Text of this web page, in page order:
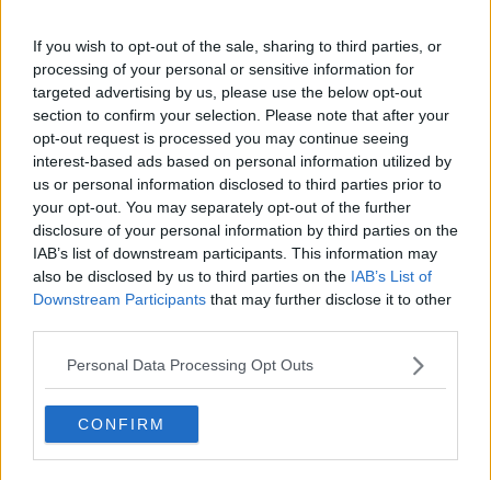
If you wish to opt-out of the sale, sharing to third parties, or
processing of your personal or sensitive information for
targeted advertising by us, please use the below opt-out
section to confirm your selection. Please note that after your
opt-out request is processed you may continue seeing
interest-based ads based on personal information utilized by
us or personal information disclosed to third parties prior to
your opt-out. You may separately opt-out of the further
disclosure of your personal information by third parties on the
IAB’s list of downstream participants. This information may
also be disclosed by us to third parties on the IAB’s List of
Downstream Participants that may further disclose it to other
Personal Data Processing Opt Outs
CONFIRM
“Quanto sono preziosi i nostri rifiuti - ha commentato Giani -, lo si
vede chiaramente dalla bellezza delle opere esposte, molte delle
quali realizzate da studenti e docenti dell’Accademia di Belle Arti di
Firenze”.
Il sindaco Deidda ha poi sottolineato la soddisfazione per l’impegno
ed i successi dell’azienda santacrocese, “esempio di
quell’attenzione all’ambiente che contraddistingue da tempo il
distretto industriale del Comprensorio del Cuoio e della Toscana”.
Allo stand in fiera sono esposti la volpe di Monica Piazza, il cobra di
rana pescatrice di Matteo D’Alessandro, il pappagallo di Veronica
Sarti, il muflone di Pietro Cecioni, il tucano di Silvia Cogotzi, il
pavone di Vittoria Lapolla, alcuni insetti di Valentina Ciani, le pulci di
Edoardo Malagigi e il pesce equino di Daniele Acciai. Ci sono poi
importanti partecipazioni di artisti noti nel panorama nazionale